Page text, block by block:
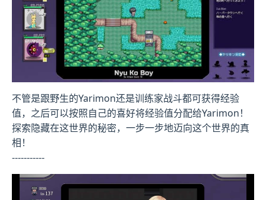
不管是跟野生的Yarimon还是训练家战斗都可获得经验
值，之后可以按照自己的喜好将经验值分配给Yarimon！
探索隐藏在这世界的秘密，一步一步地迈向这个世界的真
相！
-----------